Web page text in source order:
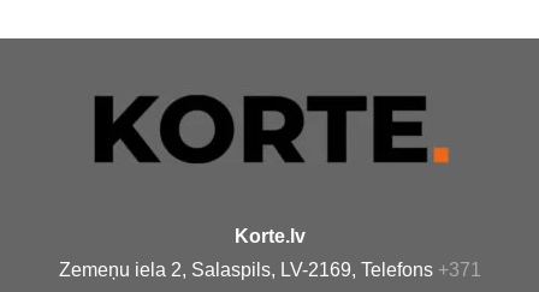
Korte.lv
Zemeņu iela 2, Salaspils, LV-2169, Telefons +371